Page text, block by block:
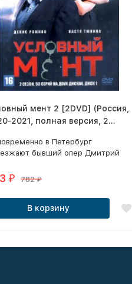
мент 2 [2DVD] (Россия,
2021, полная версия, 2
в Петербург
бывший опер Дмитрий
полномочий, и капитан
₽ 782₽
В корзину